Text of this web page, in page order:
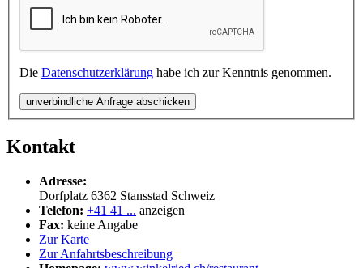
Die Datenschutzerklärung habe ich zur Kenntnis genommen.
unverbindliche Anfrage abschicken
Kontakt
Adresse:
Dorfplatz 6362 Stansstad Schweiz
Telefon: +41 41 ... anzeigen
Fax: keine Angabe
Zur Karte
Zur Anfahrtsbeschreibung